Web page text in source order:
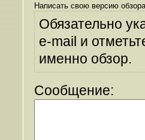
Написать свою версию
Обязательно
e-mail и
именно обзор.
Сообщение: